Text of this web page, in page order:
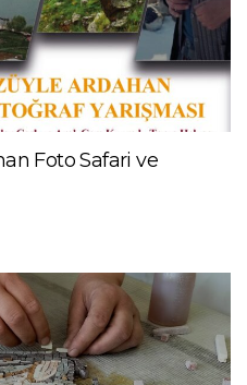
Foto Safari ve